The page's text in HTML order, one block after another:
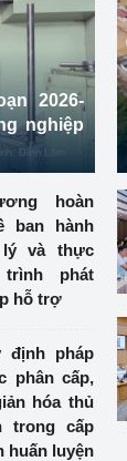
2026-
nghiệp
hoàn
ban hành
lý và thực
phát
hỗ trợ
định pháp
phân cấp,
hóa thủ
trong cấp
huấn luyện